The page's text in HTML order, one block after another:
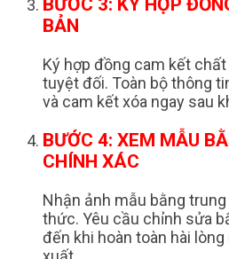
BƯỚC 3: KÝ HỢP
BẢN
Ký hợp đồng cam kết
tuyệt đối. Toàn bộ thông
và cam kết xóa ngay sau
BƯỚC 4: XEM MẪU
CHÍNH XÁC
Nhận ảnh mẫu bằng
thức. Yêu cầu chỉnh sửa
đến khi hoàn toàn hài